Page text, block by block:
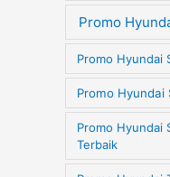
Promo
Promo Hyundai
Promo Hyundai
Promo Hyundai
Terbaik